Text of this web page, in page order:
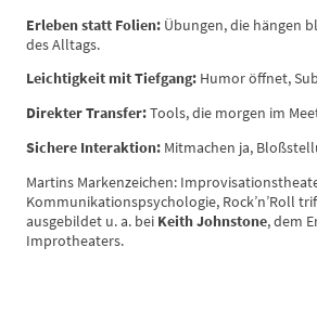
Erleben statt Folien: Übungen, die hängen
des Alltags.
Leichtigkeit mit Tiefgang: Humor öffnet,
Direkter Transfer:Tools, die morgen im
Sichere Interaktion: Mitmachen ja,
Martins Markenzeichen:
Kommunikationspsychologie, Rock’n’Roll
ausgebildet u. a. bei Keith Johnstone, dem
Improtheaters.